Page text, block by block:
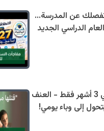
فقط تفصلك عن المدرسة...
الدراسي الجديد
صادم: 128 جريمة في 3 أشهر فقط - العنف
إلى وباء يومي!